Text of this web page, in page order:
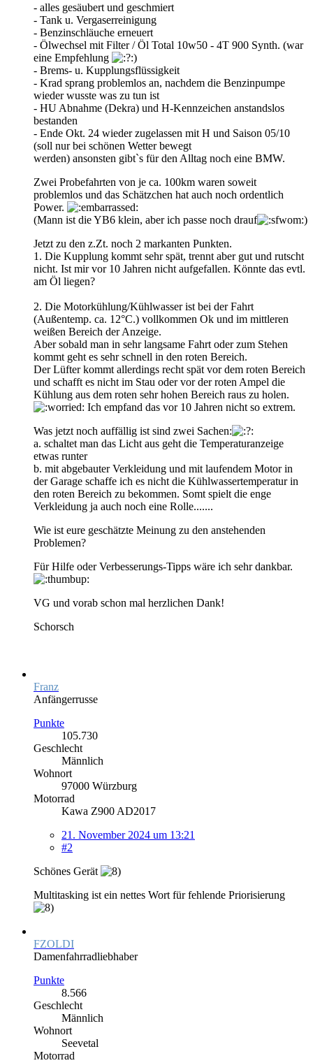
- alles gesäubert und geschmiert
- Tank u. Vergaserreinigung
- Benzinschläuche erneuert
- Ölwechsel mit Filter / Öl Total 10w50 - 4T 900 Synth. (war
eine Empfehlung
)
- Brems- u. Kupplungsflüssigkeit
- Krad sprang problemlos an, nachdem die Benzinpumpe
wieder wusste was zu tun ist
- HU Abnahme (Dekra) und H-Kennzeichen anstandslos
bestanden
- Ende Okt. 24 wieder zugelassen mit H und Saison 05/10
(soll nur bei schönen Wetter bewegt
werden) ansonsten gibt`s für den Alltag noch eine BMW.
Zwei Probefahrten von je ca. 100km waren soweit
problemlos und das Schätzchen hat auch noch ordentlich
Power.
(Mann ist die YB6 klein, aber ich passe noch drauf
)
Jetzt zu den z.Zt. noch 2 markanten Punkten.
1. Die Kupplung kommt sehr spät, trennt aber gut und rutscht
nicht. Ist mir vor 10 Jahren nicht aufgefallen. Könnte das evtl.
am Öl liegen?
2. Die Motorkühlung/Kühlwasser ist bei der Fahrt
(Außentemp. ca. 12°C.) vollkommen Ok und im mittleren
weißen Bereich der Anzeige.
Aber sobald man in sehr langsame Fahrt oder zum Stehen
kommt geht es sehr schnell in den roten Bereich.
Der Lüfter kommt allerdings recht spät vor dem roten Bereich
und schafft es nicht im Stau oder vor der roten Ampel die
Kühlung aus dem roten sehr hohen Bereich raus zu holen.
Ich empfand das vor 10 Jahren nicht so extrem.
Was jetzt noch auffällig ist sind zwei Sachen:
a. schaltet man das Licht aus geht die Temperaturanzeige
etwas runter
b. mit abgebauter Verkleidung und mit laufendem Motor in
der Garage schaffe ich es nicht die Kühlwassertemperatur in
den roten Bereich zu bekommen. Somt spielt die enge
Verkleidung ja auch noch eine Rolle.......
Wie ist eure geschätzte Meinung zu den anstehenden
Problemen?
Für Hilfe oder Verbesserungs-Tipps wäre ich sehr dankbar.
VG und vorab schon mal herzlichen Dank!
Schorsch
Franz
Anfängerrusse
Punkte
105.730
Geschlecht
Männlich
Wohnort
97000 Würzburg
Motorrad
Kawa Z900 AD2017
21. November 2024 um 13:21
#2
Schönes Gerät
Multitasking ist ein nettes Wort für fehlende Priorisierung
FZOLDI
Damenfahrradliebhaber
Punkte
8.566
Geschlecht
Männlich
Wohnort
Seevetal
Motorrad